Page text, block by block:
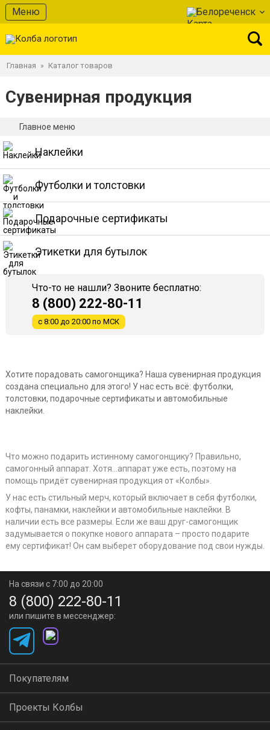
Меню Белореченск
Главная » Каталог товаров
Сувенирная продукция
Главное меню
Наклейки
Футболки и толстовки
Подарочные сертификаты
Этикетки для бутылок
Что-то не нашли? Звоните бесплатно:
8 (800) 222-80-11
с 8:00 до 20:00 по МСК
Хотите порадовать самогонщика? Наша сувенирная продукция
создана специально для этого! У нас есть всё: футболки,
толстовки, подарочные сертификаты и автомобильные
наклейки.
Что можно подарить истинному самогонщику? Правильно,
самогонный аппарат. Хотя…аппарат уже есть, поэтому на
помощь придёт сувенирная продукция от «Колбы».
У нас есть стильный мерч, который включает в себя футболки,
кофты, панамки, наклейки и автомобильные наклейки. В
наличии есть все размеры. Если же ваш друг-самогонщик
задумывается о покупке нового аппарата – просто подарите
ему сертификат! Он сам выберет оборудование под свои нужды.
На связи с 7:00 до 20:00
8 (800) 222-80-11
или пишите в мессенджер:
Покупателям
Проекты Колбы